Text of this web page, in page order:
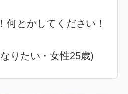
何とかしてください！
りたい・女性25歳)